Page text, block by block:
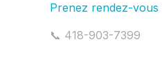
Prenez rendez-vous
📞 418-903-7399